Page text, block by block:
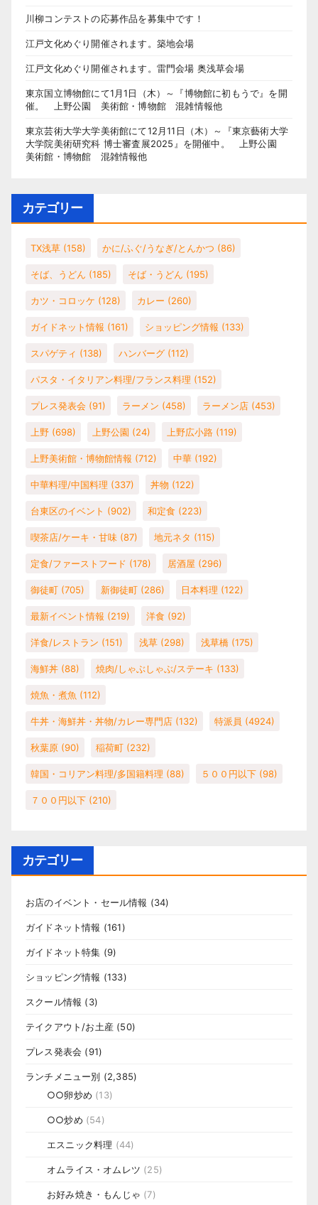
川柳コンテストの応募作品を募集中です！
江戸文化めぐり開催されます。築地会場
江戸文化めぐり開催されます。雷門会場 奥浅草会場
東京国立博物館にて1月1日（木）～『博物館に初もうで』を開
催。 上野公園 美術館・博物館 混雑情報他
東京芸術大学大学美術館にて12月11日（木）～『東京藝術大学
大学院美術研究科 博士審査展2025』を開催中。 上野公園
美術館・博物館 混雑情報他
カテゴリー
TX浅草 (158) かに/ふぐ/うなぎ/とんかつ (86)
そば、うどん (185) そば・うどん (195)
カツ・コロッケ (128) カレー (260)
ガイドネット情報 (161) ショッピング情報 (133)
スパゲティ (138) ハンバーグ (112)
パスタ・イタリアン料理/フランス料理 (152)
プレス発表会 (91) ラーメン (458) ラーメン店 (453)
上野 (698) 上野公園 (24) 上野広小路 (119)
上野美術館・博物館情報 (712) 中華 (192)
中華料理/中国料理 (337) 丼物 (122)
台東区のイベント (902) 和定食 (223)
喫茶店/ケーキ・甘味 (87) 地元ネタ (115)
定食/ファーストフード (178) 居酒屋 (296)
御徒町 (705) 新御徒町 (286) 日本料理 (122)
最新イベント情報 (219) 洋食 (92)
洋食/レストラン (151) 浅草 (298) 浅草橋 (175)
海鮮丼 (88) 焼肉/しゃぶしゃぶ/ステーキ (133)
焼魚・煮魚 (112)
牛丼・海鮮丼・丼物/カレー専門店 (132) 特派員 (4924)
秋葉原 (90) 稲荷町 (232)
韓国・コリアン料理/多国籍料理 (88) ５００円以下 (98)
７００円以下 (210)
カテゴリー
お店のイベント・セール情報 (34)
ガイドネット情報 (161)
ガイドネット特集 (9)
ショッピング情報 (133)
スクール情報 (3)
テイクアウト/お土産 (50)
プレス発表会 (91)
ランチメニュー別 (2,385)
○○卵炒め (13)
○○炒め (54)
エスニック料理 (44)
オムライス・オムレツ (25)
お好み焼き・もんじゃ (7)